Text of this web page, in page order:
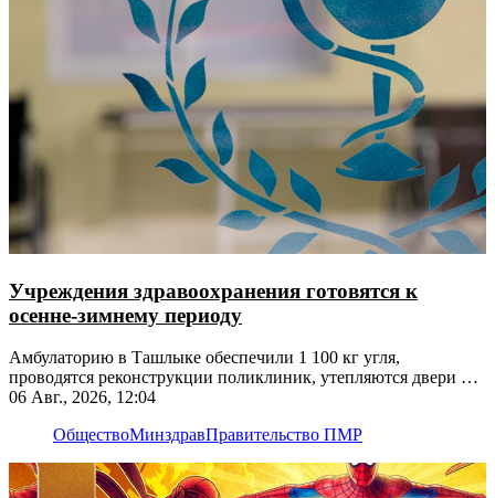
Учреждения здравоохранения готовятся к
осенне-зимнему периоду
Амбулаторию в Ташлыке обеспечили 1 100 кг угля,
проводятся реконструкции поликлиник, утепляются двери и
окна
06 Авг., 2026, 12:04
ОбществоМинздравПравительство ПМР